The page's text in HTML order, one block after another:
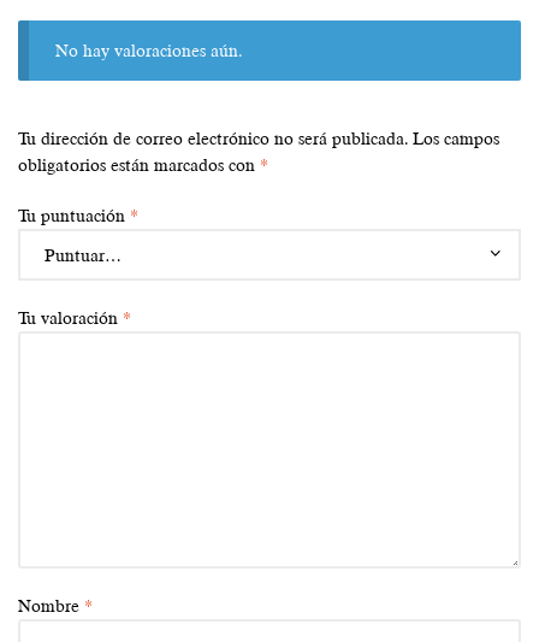
No hay valoraciones aún.
Tu dirección de correo electrónico no será publicada. Los campos
obligatorios están marcados con *
Tu puntuación *
Tu valoración *
Nombre *